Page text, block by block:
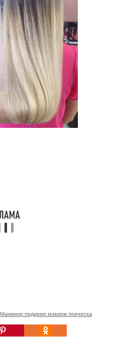
Маникюр педикюр макияж прическа